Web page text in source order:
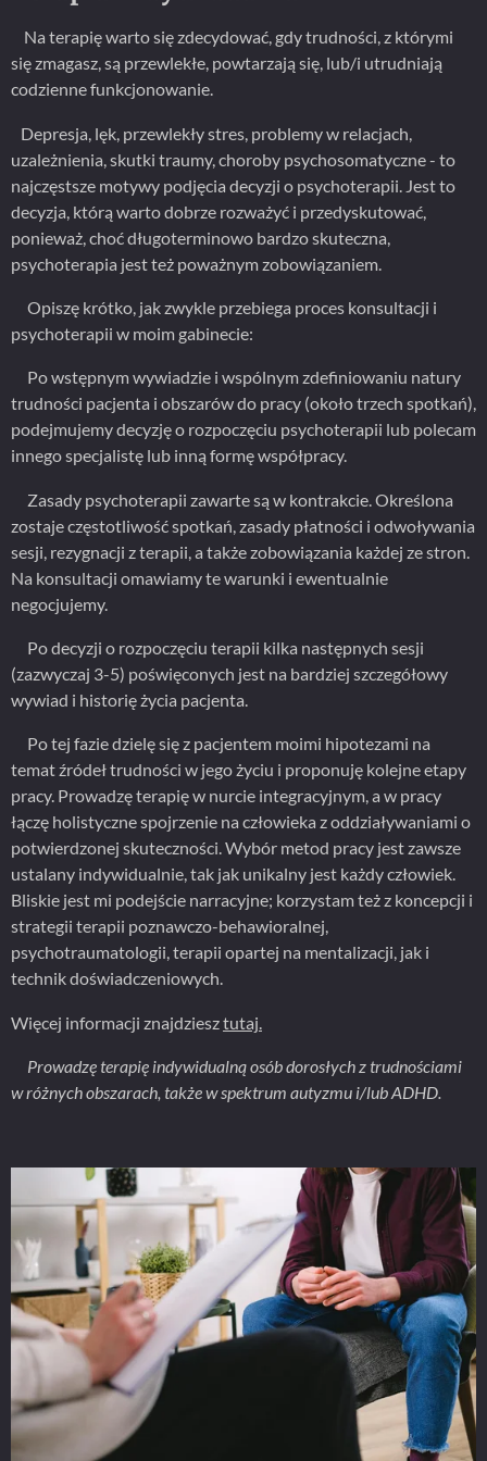
Na terapię warto się zdecydować, gdy trudności, z którymi
się zmagasz, są przewlekłe, powtarzają się, lub/i utrudniają
codzienne funkcjonowanie.
Depresja, lęk, przewlekły stres, problemy w relacjach,
uzależnienia, skutki traumy, choroby psychosomatyczne - to
najczęstsze motywy podjęcia decyzji o psychoterapii. Jest to
decyzja, którą warto dobrze rozważyć i przedyskutować,
ponieważ, choć długoterminowo bardzo skuteczna,
psychoterapia jest też poważnym zobowiązaniem.
Opiszę krótko, jak zwykle przebiega proces konsultacji i
psychoterapii w moim gabinecie:
Po wstępnym wywiadzie i wspólnym zdefiniowaniu natury
trudności pacjenta i obszarów do pracy (około trzech spotkań),
podejmujemy decyzję o rozpoczęciu psychoterapii lub polecam
innego specjalistę lub inną formę współpracy.
Zasady psychoterapii zawarte są w kontrakcie. Określona
zostaje częstotliwość spotkań, zasady płatności i odwoływania
sesji, rezygnacji z terapii, a także zobowiązania każdej ze stron.
Na konsultacji omawiamy te warunki i ewentualnie
negocjujemy.
Po decyzji o rozpoczęciu terapii kilka następnych sesji
(zazwyczaj 3-5) poświęconych jest na bardziej szczegółowy
wywiad i historię życia pacjenta.
Po tej fazie dzielę się z pacjentem moimi hipotezami na
temat źródeł trudności w jego życiu i proponuję kolejne etapy
pracy. Prowadzę terapię w nurcie integracyjnym, a w pracy
łączę holistyczne spojrzenie na człowieka z oddziaływaniami o
potwierdzonej skuteczności. Wybór metod pracy jest zawsze
ustalany indywidualnie, tak jak unikalny jest każdy człowiek.
Bliskie jest mi podejście narracyjne; korzystam też z koncepcji i
strategii terapii poznawczo-behawioralnej,
psychotraumatologii, terapii opartej na mentalizacji, jak i
technik doświadczeniowych.
Więcej informacji znajdziesztutaj.
Prowadzę terapię indywidualną osób dorosłych z trudnościami
w różnych obszarach, także w spektrum autyzmu i/lub ADHD.